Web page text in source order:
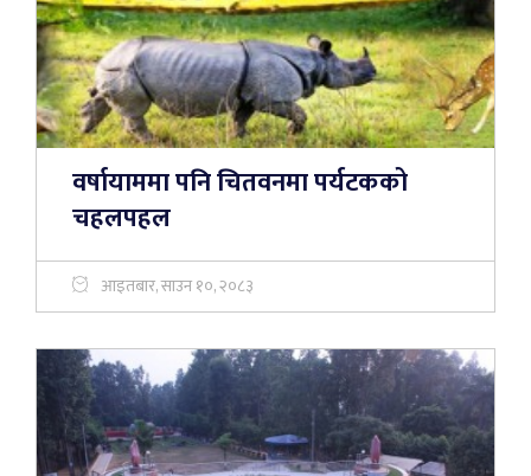
वर्षायाममा पनि चितवनमा पर्यटकको
चहलपहल
आइतबार, साउन १०, २०८३